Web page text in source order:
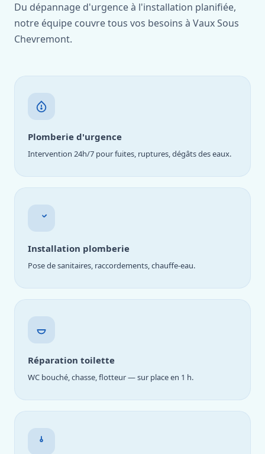
Du dépannage d'urgence à l'installation planifiée,
notre équipe couvre tous vos besoins à Vaux Sous
Chevremont.
Plomberie d'urgence
Intervention 24h/7 pour fuites, ruptures, dégâts des eaux.
Installation plomberie
Pose de sanitaires, raccordements, chauffe-eau.
Réparation toilette
WC bouché, chasse, flotteur — sur place en 1 h.